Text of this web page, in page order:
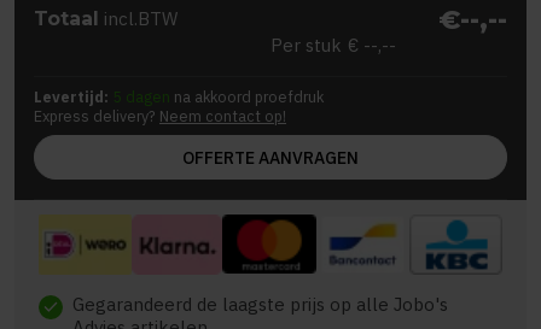
Totaal incl.BTW €--,--
Per stuk € --,--
Levertijd: 5 dagen na akkoord proefdruk
Express delivery? Neem contact op!
OFFERTE AANVRAGEN
check Gegarandeerd de laagste prijs op alle Jobo's